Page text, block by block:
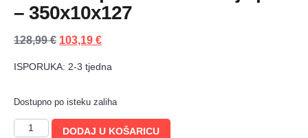
– 350x10x127
128,99€ 103,19 €
ISPORUKA: 2-3 tjedna
Dostupno po isteku zaliha
DODAJ U KOŠARICU